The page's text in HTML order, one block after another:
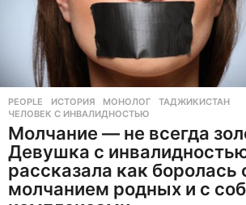
PEOPLE ИСТОРИЯ ,МОНОЛОГ ,ТАДЖИКИСТАН
ЧЕЛОВЕК С ИНВАЛИДНОСТЬЮ
Молчание — не всегда
Девушка с
рассказала как боролась
молчанием родных и с